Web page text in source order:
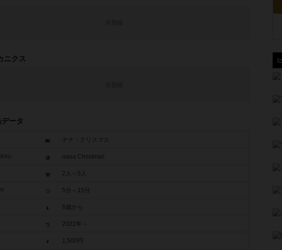
ニクス
ータ
ナナ・クリスマス
nana Christmas
2人～5人
5分～15分
6歳から
2022年～
1,500円